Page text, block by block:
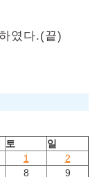
였다.(끝)
토
일
1
2
8
9